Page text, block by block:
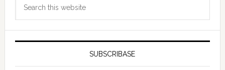
SUBSCRIBASE